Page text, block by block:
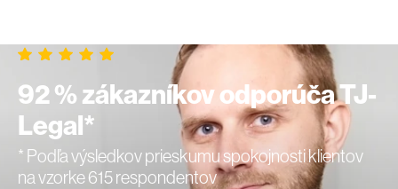
92 % zákazníkov odporúča TJ-
Legal*
* Podľa výsledkov prieskumu spokojnosti klientov
na vzorke 615 respondentov